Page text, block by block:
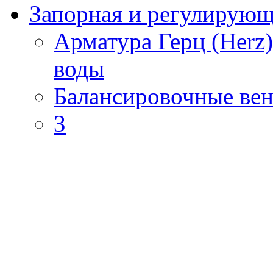
Запорная и
Арматура Герц
воды
Балансировочные
З